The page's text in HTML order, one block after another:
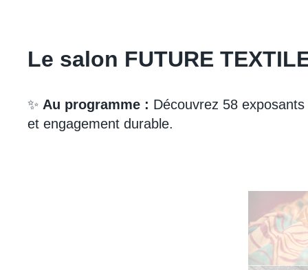
Le salon FUTURE
✨ Au programme : Découvrez 58
et engagement durable.